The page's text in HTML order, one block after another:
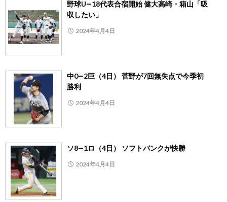
野球U―18代表合宿開始 健大高崎・箱山「吸
収したい」
2024年4月4日
中0―2巨（4日） 菅野が7回無失点で今季初
勝利
2024年4月4日
ソ8―1ロ（4日） ソフトバンクが快勝
2024年4月4日